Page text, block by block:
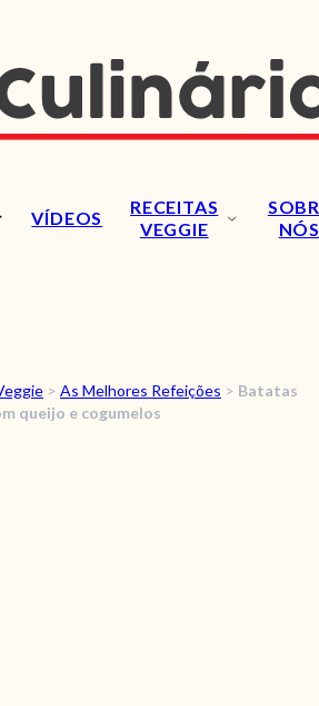
VÍDEOS
RECEITAS
VEGGIE
NÓS
RECEITAS
> As Melhores Refeições > Batatas
queijo e cogumelos